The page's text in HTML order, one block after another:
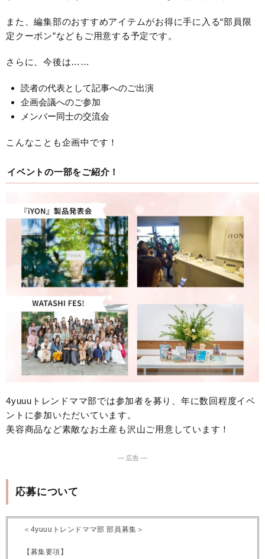
また、編集部のおすすめアイテムがお得に手に入る“部員限
定クーポン”などもご用意する予定です。
さらに、今後は……
読者の代表として記事へのご出演
企画会議へのご参加
メンバー同士の交流会
こんなことも企画中です！
イベントの一部をご紹介！
4yuuuトレンドママ部では参加者を募り、年に数回程度イベ
ントに参加いただいています。
美容商品など素敵なお土産も沢山ご用意しています！
― 広告 ―
応募について
＜4yuuuトレンドママ部 部員募集＞
【募集要項】